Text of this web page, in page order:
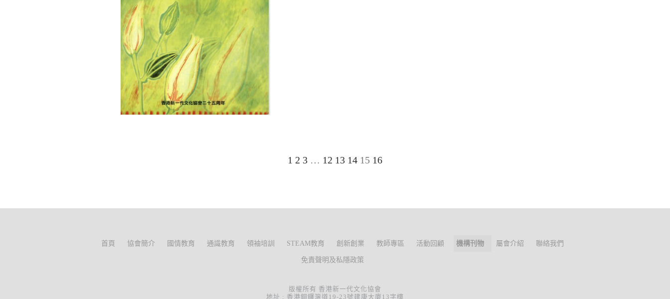
1 2 3 … 12 13 14 15 16
首頁 協會簡介 國情教育 通識教育 領袖培訓 STEAM教育 創新創業 教師專區 活動回顧 機構刊物 屬會介紹 聯絡我們
免責聲明及私隱政策
版權所有 香港新一代文化協會
地址 : 香港銅鑼灣道19-23號建康大廈13字樓